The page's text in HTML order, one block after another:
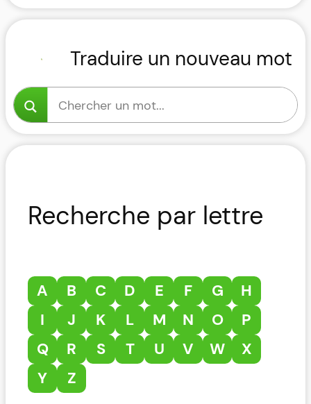
Traduire un nouveau mot
Recherche par lettre
A B C D E F G
H
I
J K L M N O
P
Q
R S T U V W
X
Y
Z